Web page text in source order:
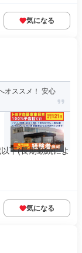
気になる
オススメ！ 安心
下(長期勤続によ
気になる